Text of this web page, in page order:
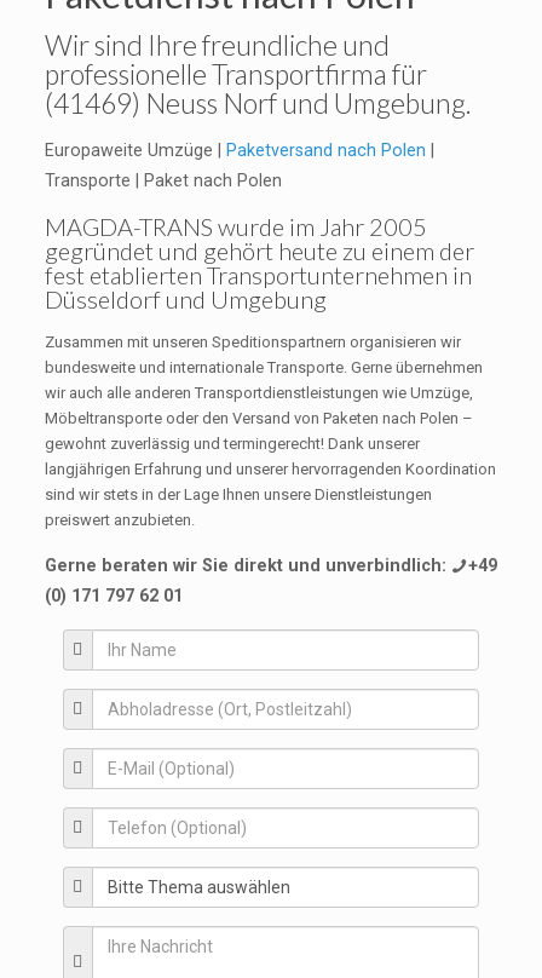
Wir sind Ihre freundliche und
professionelle Transportfirma für
(41469) Neuss Norf und Umgebung.
Europaweite Umzüge | Paketversand nach Polen
Transporte | Paket nach Polen
MAGDA-TRANS wurde im Jahr 2005
gegründet und gehört heute zu einem der
fest etablierten Transportunternehmen in
Düsseldorf und Umgebung
Zusammen mit unseren Speditionspartnern organisieren wir
bundesweite und internationale Transporte. Gerne übernehmen
wir auch alle anderen Transportdienstleistungen wie Umzüge,
Möbeltransporte oder den Versand von Paketen nach Polen –
gewohnt zuverlässig und termingerecht! Dank unserer
langjährigen Erfahrung und unserer hervorragenden Koordination
sind wir stets in der Lage Ihnen unsere Dienstleistungen
preiswert anzubieten.
Gerne beraten wir Sie direkt und unverbindlich:
+49
(0) 171 797 62 01